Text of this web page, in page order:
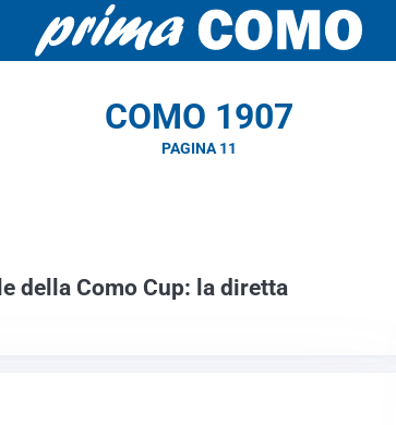
COMO 1907
PAGINA 11
della Como Cup: la diretta